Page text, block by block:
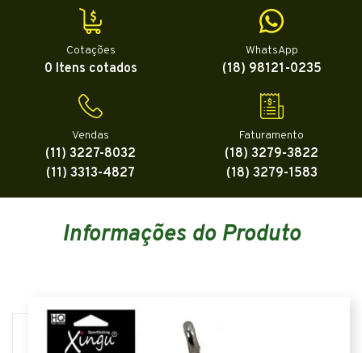
Cotações
0 Itens cotados
WhatsApp
(18) 98121-0235
Vendas
(11) 3227-8032
(11) 3313-4827
Faturamento
(18) 3279-3822
(18) 3279-1583
Informações do Produto